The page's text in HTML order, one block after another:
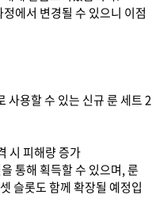
에서 변경될 수 있으니 이점
사용할 수 있는 신규 룬 세트 2
시 피해량 증가
통해 획득할 수 있으며, 룬
슬롯도 함께 확장될 예정입